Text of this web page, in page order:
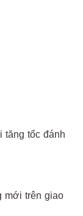
tăng tốc đánh
mới trên giao